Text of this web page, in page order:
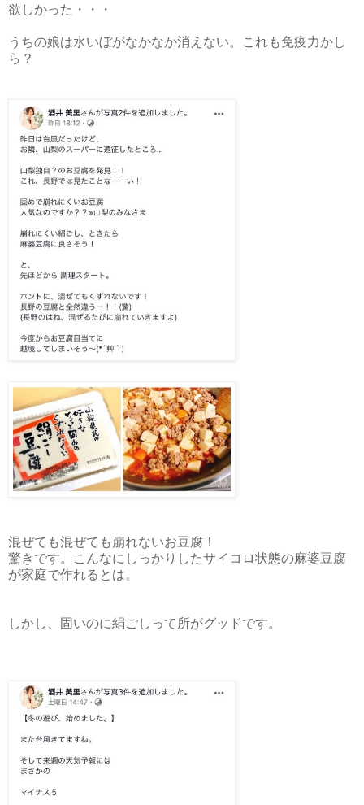
欲しかった・・・
うちの娘は水いぼがなかなか消えない。これも免疫力かし
ら？
混ぜても混ぜても崩れないお豆腐！
驚きです。こんなにしっかりしたサイコロ状態の麻婆豆腐
が家庭で作れるとは。
しかし、固いのに絹ごしって所がグッドです。